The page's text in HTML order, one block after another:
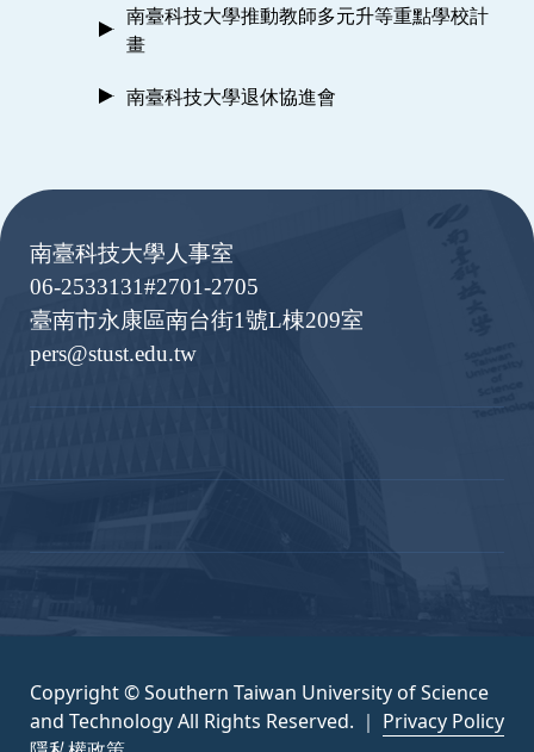
南臺科技大學推動教師多元升等重點學校計
畫
南臺科技大學退休協進會
南臺科技大學人事室
06-2533131#2701-2705
臺南市永康區南台街1號L棟209室
pers@stust.edu.tw
Copyright © Southern Taiwan University of Science
and Technology All Rights Reserved. ｜ Privacy Policy